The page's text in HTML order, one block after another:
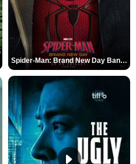
Spider-Man: Brand New Day Bande-annonce (3) VO STFR